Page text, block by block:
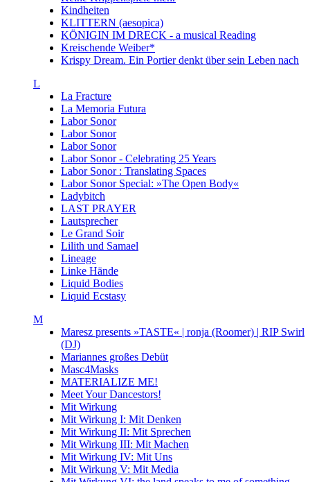
Kindheiten
KLITTERN (aesopica)
KÖNIGIN IM DRECK - a musical Reading
Kreischende Weiber*
Krispy Dream. Ein Portier denkt über sein Leben nach
L
La Fracture
La Memoria Futura
Labor Sonor
Labor Sonor
Labor Sonor
Labor Sonor - Celebrating 25 Years
Labor Sonor : Translating Spaces
Labor Sonor Special: »The Open Body«
Ladybitch
LAST PRAYER
Lautsprecher
Le Grand Soir
Lilith und Samael
Lineage
Linke Hände
Liquid Bodies
Liquid Ecstasy
M
Maresz presents »TASTE« | ronja (Roomer) | RIP Swirl
(DJ)
Mariannes großes Debüt
Masc4Masks
MATERIALIZE ME!
Meet Your Dancestors!
Mit Wirkung
Mit Wirkung I: Mit Denken
Mit Wirkung II: Mit Sprechen
Mit Wirkung III: Mit Machen
Mit Wirkung IV: Mit Uns
Mit Wirkung V: Mit Media